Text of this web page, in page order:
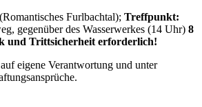
Furlbachtal); Treffpunkt:
gegenüber des Wasserwerkes (14 Uhr) 8
und Trittsicherheit erforderlich!
eigene Verantwortung und unter